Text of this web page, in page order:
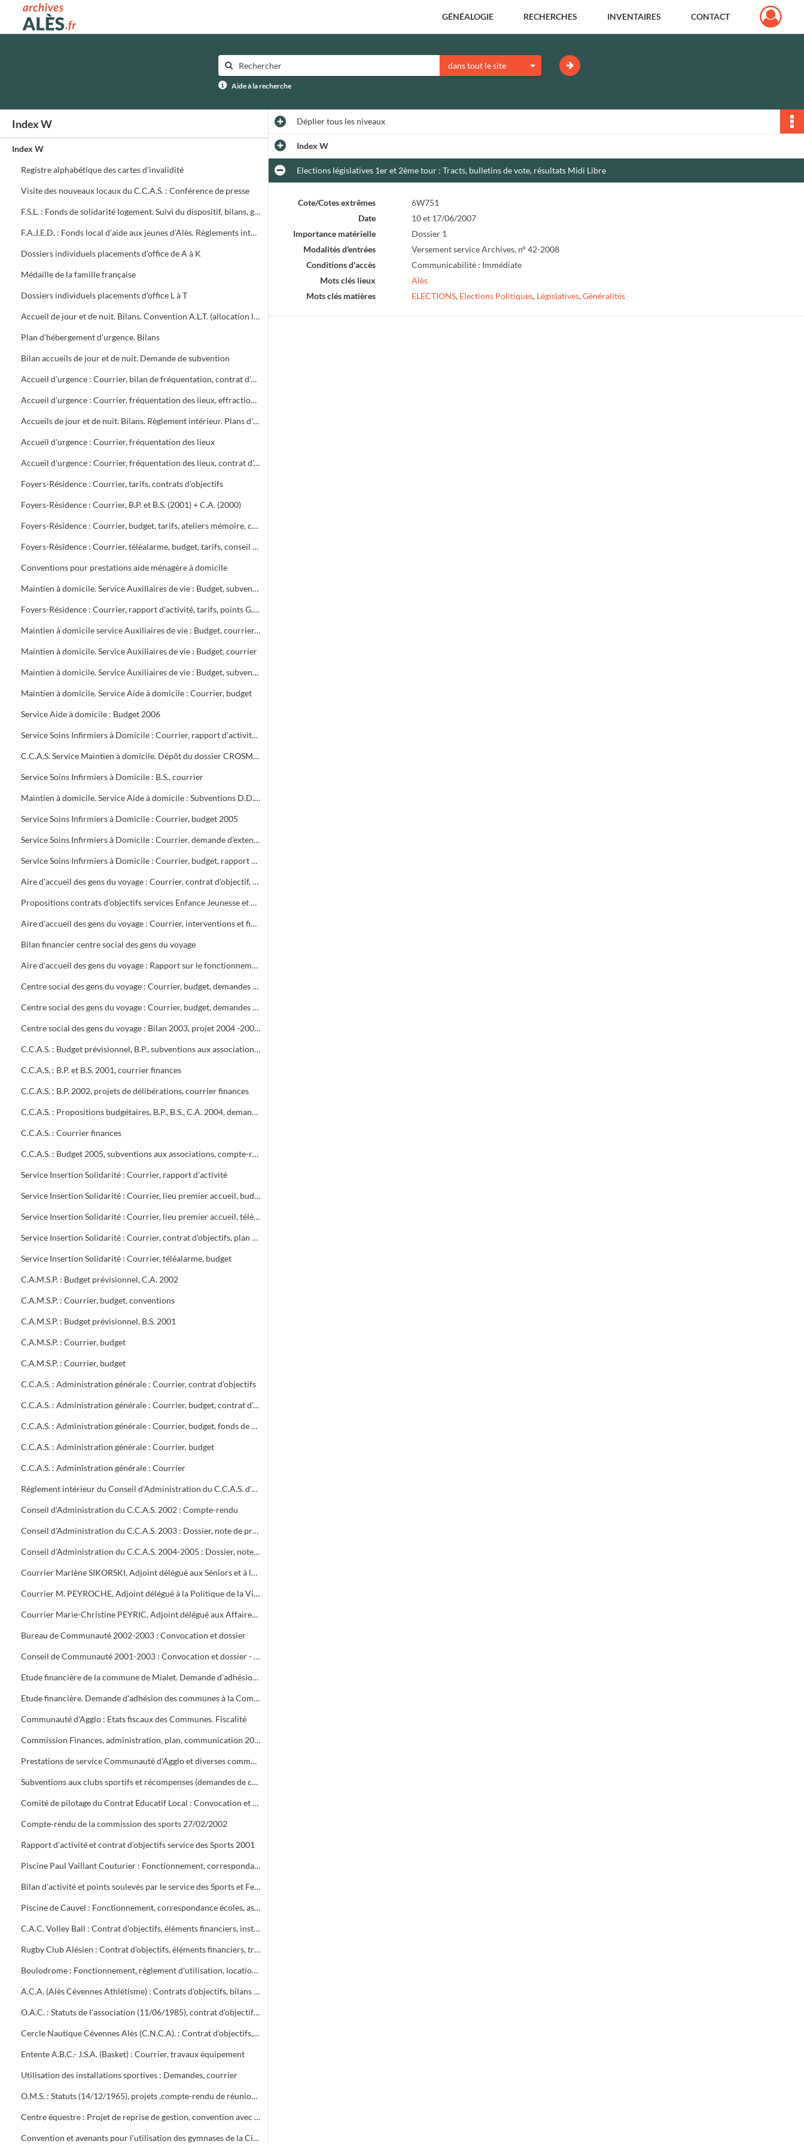
Archives municipales d'Alès GÉNÉALOGIE RECHERCHES INVENTAIRES CONTACT
dans tout le site
Aide à la recherche
Index W
Index W
Registre alphabétique des cartes d'invalidité
Visite des nouveaux locaux du C.C.A.S. : Conférence de presse
F.S.L. : Fonds de solidarité logement. Suivi du dispositif, bilans, groupe de travail
F.A.J.E.D. : Fonds local d'aide aux jeunes d'Alès. Règlements intérieurs, textes, bilan des commissions
Dossiers individuels placements d'office de A à K
Médaille de la famille française
Dossiers individuels placements d'office L à T
Accueil de jour et de nuit. Bilans. Convention A.L.T. (allocation logement temporaire). Projet d'hôtel social (résidence les Volubilis)
Plan d'hébergement d'urgence. Bilans
Bilan accueils de jour et de nuit. Demande de subvention
Accueil d'urgence : Courrier, bilan de fréquentation, contrat d'objectif, budget
Accueil d'urgence : Courrier, fréquentation des lieux, effractions diverses, budget
Accueils de jour et de nuit. Bilans. Règlement intérieur. Plans d'hébergement d'urgence
Accueil d'urgence : Courrier, fréquentation des lieux
Accueil d'urgence : Courrier, fréquentation des lieux, contrat d'objectif
Foyers-Résidence : Courrier, tarifs, contrats d'objectifs
Foyers-Résidence : Courrier, B.P. et B.S. (2001) + C.A. (2000)
Foyers-Résidence : Courrier, budget, tarifs, ateliers mémoire, convention H.L.M. projet de rénovation
Foyers-Résidence : Courrier, téléalarme, budget, tarifs, conseil de vie sociale, état des résidents et du personnel, contrat d'objectifs, Points G.I.R., G.I.P. sanitaire alésien
Conventions pour prestations aide ménagère à domicile
Maintien à domicile. Service Auxiliaires de vie : Budget, subventions, courrier
Foyers-Résidence : Courrier, rapport d'activité, tarifs, points G.I.R., conventions G.I.P.
Maintien à domicile service Auxiliaires de vie : Budget, courrier, rapport d'activité
Maintien à domicile. Service Auxiliaires de vie : Budget, courrier
Maintien à domicile. Service Auxiliaires de vie : Budget, subventions D.D.A.S.S., contrôle URSSAF, fonds de modernisation, courrier
Maintien à domicile. Service Aide à domicile : Courrier, budget
Service Aide à domicile : Budget 2006
Service Soins Infirmiers à Domicile : Courrier, rapport d'activité, proposition de contrat d'objectifs, planning quotidien des agents
C.C.A.S. Service Maintien à domicile. Dépôt du dossier CROSMS (plaquette explicative)
Service Soins Infirmiers à Domicile : B.S., courrier
Maintien à domicile. Service Aide à domicile : Subventions D.D.A.S.S.S. - Courrier Caisse Maladie, Préfecture D.D.T.E.F.P., évolutions juridiques et statutaires
Service Soins Infirmiers à Domicile : Courrier, budget 2005
Service Soins Infirmiers à Domicile : Courrier, demande d'extension de 5 lits supplémentaires
Service Soins Infirmiers à Domicile : Courrier, budget, rapport d'inspection des S.S.I.A.D. du bassin alésien et rapport contradictoire
Aire d'accueil des gens du voyage : Courrier, contrat d'objectif, adultes relai, convention avec l'Etat, notes de service
Propositions contrats d'objectifs services Enfance Jeunesse et Hygiène Santé
Aire d'accueil des gens du voyage : Courrier, interventions et fin de contrat de gardiennage de Pro Sécurité, notes de service
Bilan financier centre social des gens du voyage
Aire d'accueil des gens du voyage : Rapport sur le fonctionnement interne, budget, tarifs, remise en état des bâtiments, textes
Centre social des gens du voyage : Courrier, budget, demandes de subventions, contrat d'objectifs. Etude d'Anne Françoise VOLPINI (juillet 2005) : « Atouts et difficultés d'insertion professionnelle des tsiganes sur Alès et Saint-Christol lez Alès »
Centre social des gens du voyage : Courrier, budget, demandes de subventions
Centre social des gens du voyage : Bilan 2003, projet 2004 -2007. Courrier, notes de service, demandes de subventions, bilan financier 2003
C.C.A.S. : Budget prévisionnel, B.P., subventions aux associations, courrier, C.A. 2003
C.C.A.S. : B.P. et B.S. 2001, courrier finances
C.C.A.S. : B.P. 2002, projets de délibérations, courrier finances
C.C.A.S. : Propositions budgétaires, B.P., B.S., C.A. 2004, demandes de subventions
C.C.A.S. : Courrier finances
C.C.A.S. : Budget 2005, subventions aux associations, compte-rendu des réunions hebdomadaires entre Frédéric Jouve, Directeur Général Adjoint et le responsable financier du C.C.A.S
Service Insertion Solidarité : Courrier, rapport d'activité
Service Insertion Solidarité : Courrier, lieu premier accueil, budget, contrat d'objectifs, C.M.U., forum retraite, makheton, coupures d'eau
Service Insertion Solidarité : Courrier, lieu premier accueil, télé alarme, chèques multiservices SODEXHO, forum retraite, markethon, coupures d'eau
Service Insertion Solidarité : Courrier, contrat d'objectifs, plan départemental d'insertion, C.M.U.
Service Insertion Solidarité : Courrier, téléalarme, budget
C.A.M.S.P. : Budget prévisionnel, C.A. 2002
C.A.M.S.P. : Courrier, budget, conventions
C.A.M.S.P. : Budget prévisionnel, B.S. 2001
C.A.M.S.P. : Courrier, budget
C.A.M.S.P. : Courrier, budget
C.C.A.S. : Administration générale : Courrier, contrat d'objectifs
C.C.A.S. : Administration générale : Courrier, budget, contrat d'objectifs
C.C.A.S. : Administration générale : Courrier, budget, fonds de modernisation de l'aide à domicile des personnes agées
C.C.A.S. : Administration générale : Courrier, budget
C.C.A.S. : Administration générale : Courrier
Règlement intérieur du Conseil d'Administration du C.C.A.S. d'Alès
Conseil d'Administration du C.C.A.S. 2002 : Compte-rendu
Conseil d'Administration du C.C.A.S. 2003 : Dossier, note de présentation de l'ordre du jour
Conseil d'Administration du C.C.A.S. 2004-2005 : Dossier, note de présentation de l'ordre du jour
Courrier Marlène SIKORSKI, Adjoint délégué aux Séniors et à la dépendance
Courrier M. PEYROCHE, Adjoint délégué à la Politique de la Ville
Courrier Marie-Christine PEYRIC, Adjoint délégué aux Affaires Sociales
Bureau de Communauté 2002-2003 : Convocation et dossier
Conseil de Communauté 2001-2003 : Convocation et dossier - Séance d'installation
Etude financière de la commune de Mialet. Demande d'adhésion à la Communauté d' Agglo. Statuts du « Pays Cévenol »
Etude financière. Demande d'adhésion des communes à la Communauté d'Agglo
Communauté d'Agglo : Etats fiscaux des Communes. Fiscalité
Commission Finances, administration, plan, communication 2000 : Convocation et dossier
Prestations de service Communauté d'Agglo et diverses communes : Conventions et fiches de synthèse
Subventions aux clubs sportifs et récompenses (demandes de coupes). Statuts de l'O.M.S. (14/12/1965). Inauguration de la Maison des Sports à Tamaris (21 septembre ?)
Comité de pilotage du Contrat Educatif Local : Convocation et compte rendu
Compte-rendu de la commission des sports 27/02/2002
Rapport d'activité et contrat d'objectifs service des Sports 2001
Piscine Paul Vaillant Couturier : Fonctionnement, correspondance clubs, associations, scolaires, régies, bilans, analyses d'eau, aquagym, personnel, travaux
Bilan d'activité et points soulevés par le service des Sports et Festivités en début de mandat
Piscine de Cauvel : Fonctionnement, correspondance écoles, associations, personnel, travaux
C.A.C. Volley Ball : Contrat d'objectifs, éléments financiers, installation beach volley avenue Jules Guesde
Rugby Club Alésien : Contrat d'objectifs, éléments financiers, travaux au stade, courrier
Boulodrome : Fonctionnement, règlement d'utilisation, location, courrier associations, personnel
A.C.A. (Alès Cévennes Athlétisme) : Contrats d'objectifs, bilans financiers, subventions, courrier
O.A.C. : Statuts de l'association (11/06/1985), contrat d'objectifs, éléments financiers, convention de partenariat O.A.C., Ville, Agglo, collèges Diderot et Bellevue (2003-2004), courrier
Cercle Nautique Cévennes Alès (C.N.C.A). : Contrat d'objectifs, bilans financiers, mise à disposition de personnel
Entente A.B.C.- J.S.A. (Basket) : Courrier, travaux équipement
Utilisation des installations sportives : Demandes, courrier
O.M.S. : Statuts (14/12/1965), projets ,compte-rendu de réunions Comité directeur, Assemblées Générales, subventions, convention avec la ville d'Alès
Centre équestre : Projet de reprise de gestion, convention avec le Club hippique alésien pour la location du terrain et des bâtiments, travaux (courrier)
Convention et avenants pour l'utilisation des gymnases de la Cité scolaire
Dépliertous les niveaux
Index W
Elections législatives 1er et 2ème tour : Tracts, bulletins de vote, résultats Midi Libre
Cote/Cotes extrêmes
6W751
Date
10 et 17/06/2007
Importance matérielle
Dossier 1
Modalités d'entrées
Versement service Archives, n° 42-2008
Conditions d'accès
Communicabilité : Immédiate
Mots clés lieux
Alès
Mots clés matières
ELECTIONS, Elections Politiques, Législatives,Généralités